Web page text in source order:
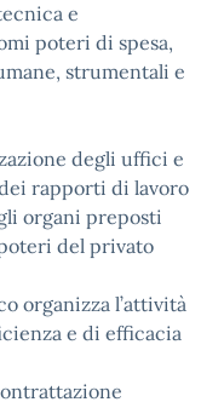
e
poteri di spesa,
strumentali e
degli uffici e
rapporti di lavoro
organi preposti
del privato
organizza l’attività
e di efficacia